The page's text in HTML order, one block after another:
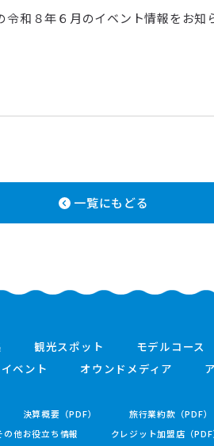
和８年６月のイベント情報をお知
一覧にもどる
観光スポット モデルコース
イベント オウンドメディア
決算概要（PDF） 旅行業約款（PDF）
の他お役立ち情報 クレジット加盟店（PDF